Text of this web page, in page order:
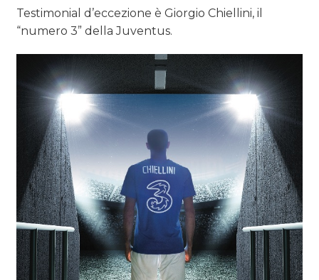
Testimonial d’eccezione è Giorgio Chiellini, il
“numero 3” della Juventus.